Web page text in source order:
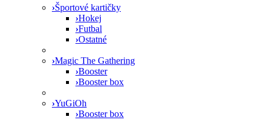
›Športové kartičky
›Hokej
›Futbal
›Ostatné
›Magic The Gathering
›Booster
›Booster box
›YuGiOh
›Booster box